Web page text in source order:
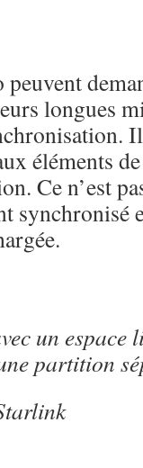
longues
éléments
Ce n’est
synchronisé
un espace
partition